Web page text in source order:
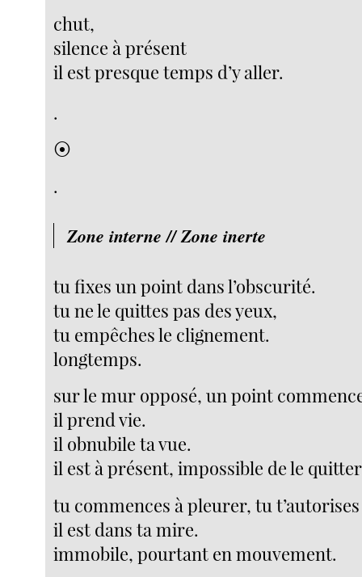
chut,
silence à présent
il est presque temps d’y aller.
.
⦿
.
Zone interne // Zone inerte
tu fixes un point dans l’obscurité.
tu ne le quittes pas des yeux,
tu empêches le clignement.
longtemps.
sur le mur opposé, un point
il prend vie.
il obnubile ta vue.
il est à présent, impossible de le
tu commences à pleurer, tu
il est dans ta mire.
immobile, pourtant en mouvement.